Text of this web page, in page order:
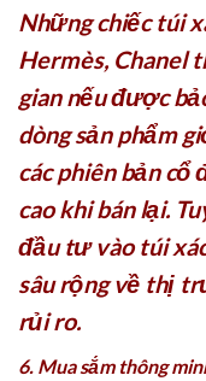
Những chiếc túi
Hermès, Chanel
gian nếu được
dòng sản phẩm
các phiên bản cổ
cao khi bán lại.
đầu tư vào túi
sâu rộng về thị
rủi ro.
6. Mua sắm thông